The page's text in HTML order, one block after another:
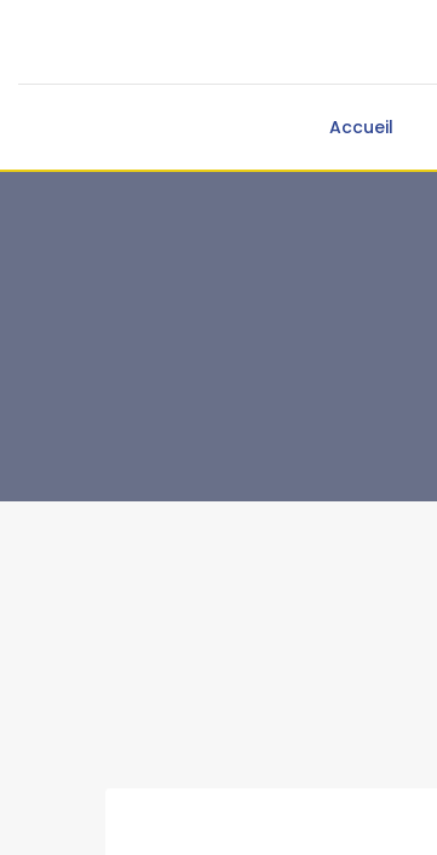
Accueil